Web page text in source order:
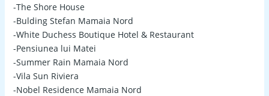
-The Shore House
-Bulding Stefan Mamaia Nord
-White Duchess Boutique Hotel & Restaurant
-Pensiunea lui Matei
-Summer Rain Mamaia Nord
-Vila Sun Riviera
-Nobel Residence Mamaia Nord